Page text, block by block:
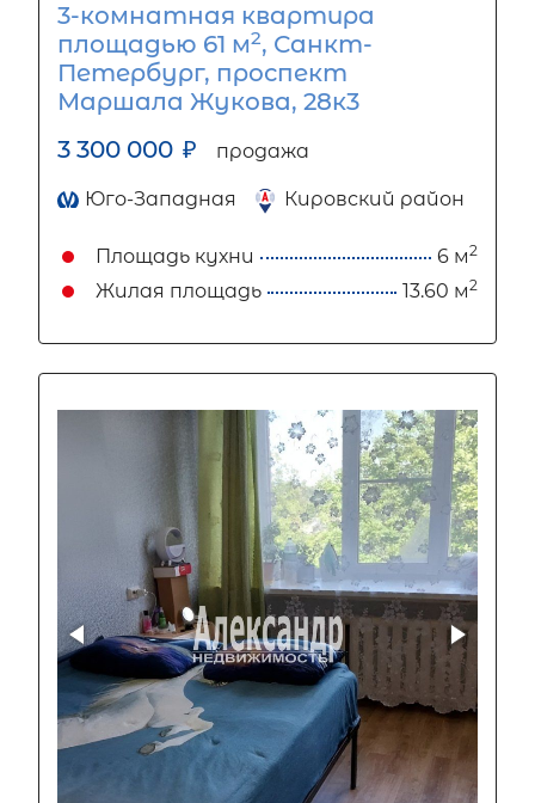
3-комнатная квартира
площадью 61 м2, Санкт-
Петербург, проспект
Маршала Жукова, 28к3
3 300 000 ₽ продажа
Юго-Западная Кировский район
Площадь кухни 6 м2
Жилая площадь 13.60 м2